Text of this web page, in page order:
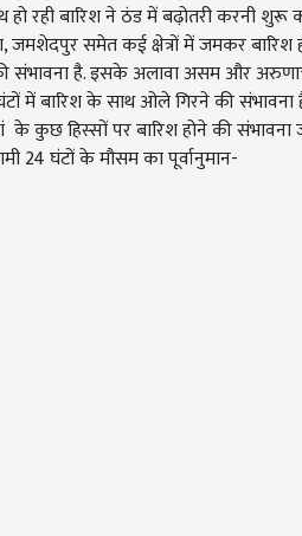
रही बारिश ने ठंड में बढ़ोतरी करनी शुरू
जमशेदपुर समेत कई क्षेत्रों में जमकर बारिश
संभावना है. इसके अलावा असम और
में बारिश के साथ ओले गिरने की
के कुछ हिस्सों पर बारिश होने की संभावना
24 घंटों के मौसम का पूर्वानुमान-